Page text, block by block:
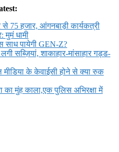
से 75 हजार, आंगनबाड़ी कार्यकत्री
मुमं धामी
साध पायेगी GEN-Z?
सब्ज़ियां, शाकाहार-मांसाहार गड्ड-
के केवाईसी होने से क्या रुक
का मुंह काला,एक पुलिस अभिरक्षा में